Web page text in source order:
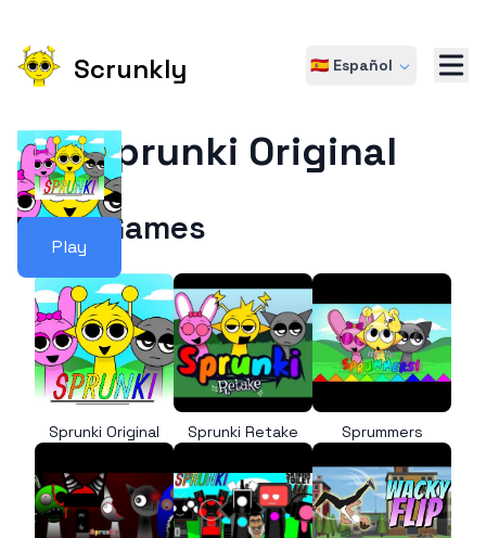
Scrunkly 🇪🇸 Español
Play
Sprunki Original
More Games
Sprunki Original Sprunki Retake Sprummers